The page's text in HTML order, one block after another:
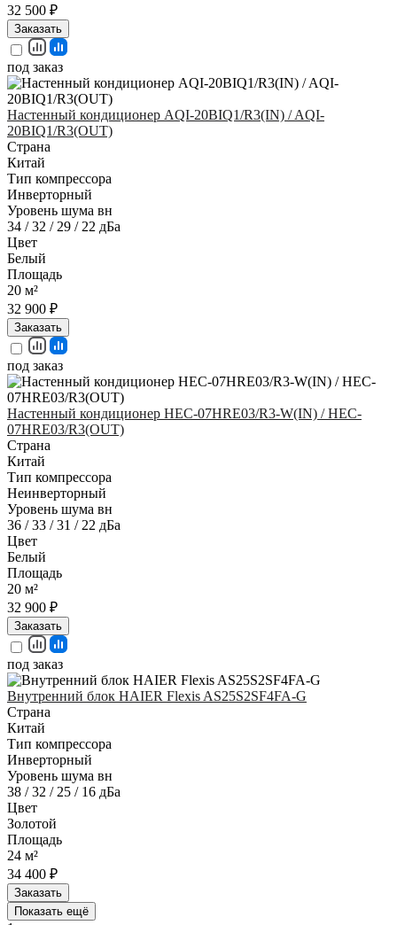
32 500 ₽
Заказать
под заказ
Настенный кондиционер AQI-20BIQ1/R3(IN) / AQI-
20BIQ1/R3(OUT)
Страна
Китай
Тип компрессора
Инверторный
Уровень шума вн
34 / 32 / 29 / 22 дБа
Цвет
Белый
Площадь
20 м²
32 900 ₽
Заказать
под заказ
Настенный кондиционер HEC-07HRE03/R3-W(IN) / HEC-
07HRE03/R3(OUT)
Страна
Китай
Тип компрессора
Неинверторный
Уровень шума вн
36 / 33 / 31 / 22 дБа
Цвет
Белый
Площадь
20 м²
32 900 ₽
Заказать
под заказ
Внутренний блок HAIER Flexis AS25S2SF4FA-G
Страна
Китай
Тип компрессора
Инверторный
Уровень шума вн
38 / 32 / 25 / 16 дБа
Цвет
Золотой
Площадь
24 м²
34 400 ₽
Заказать
Показать ещё